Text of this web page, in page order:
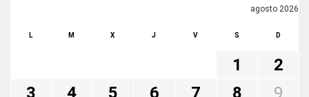
agosto 2026
L M X J V S D
1
2